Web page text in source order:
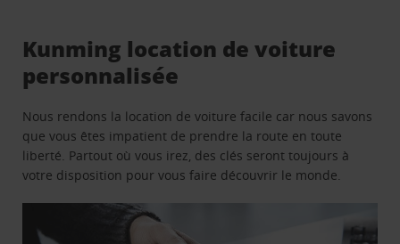
Kunming location de voiture
personnalisée
Nous rendons la location de voiture facile car nous savons
que vous êtes impatient de prendre la route en toute
liberté. Partout où vous irez, des clés seront toujours à
votre disposition pour vous faire découvrir le monde.